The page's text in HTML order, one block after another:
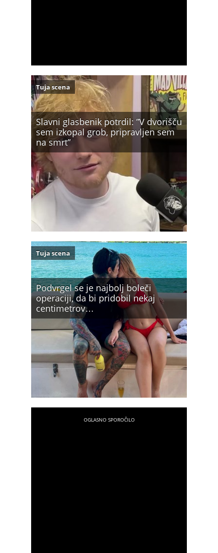
Slavni glasbenik potrdil: ”V dvorišču
sem izkopal grob, pripravljen sem
na smrt”
Tuja scena
Podvrgel se je najbolj boleči
operaciji, da bi pridobil nekaj
centimetrov…
Tuja scena